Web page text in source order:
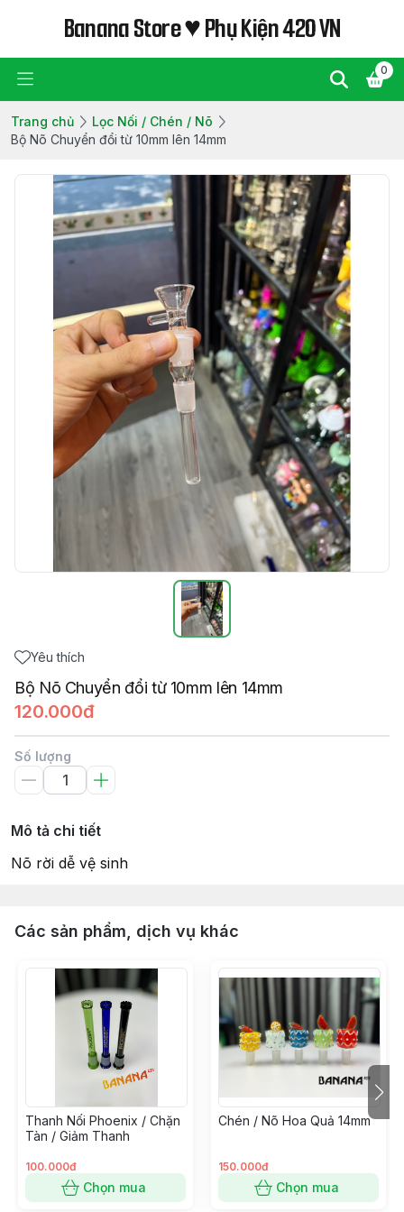
Banana Store ♥ Phụ Kiện 420 VN
0
Trang chủ
Lọc Nối / Chén / Nõ
Bộ Nõ Chuyển đổi từ 10mm lên 14mm
Yêu thích
Bộ Nõ Chuyển đổi từ 10mm lên 14mm
120.000đ
Số lượng
Mô tả chi tiết
Nõ rời dễ vệ sinh
Các sản phẩm, dịch vụ khác
Thanh Nối Phoenix / Chặn
Tàn / Giảm Thanh
100.000đ
Chọn mua
Chén / Nõ Hoa Quả 14mm
150.000đ
Chọn mua